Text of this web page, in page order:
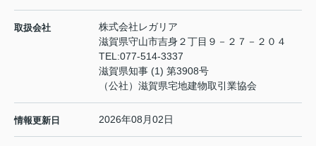
取扱会社
株式会社レガリア
滋賀県守山市吉身２丁目９－２７－２０４
TEL:077-514-3337
滋賀県知事 (1) 第3908号
（公社）滋賀県宅地建物取引業協会
情報更新日 2026年08月02日